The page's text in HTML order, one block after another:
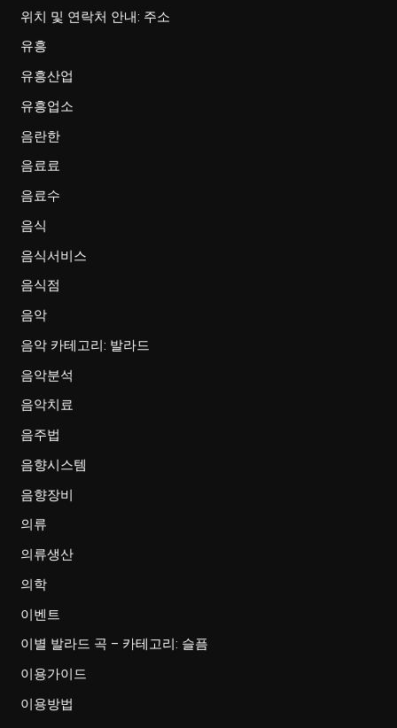
위치 및 연락처 안내: 주소
유흥
유흥산업
유흥업소
음란한
음료료
음료수
음식
음식서비스
음식점
음악
음악 카테고리: 발라드
음악분석
음악치료
음주법
음향시스템
음향장비
의류
의류생산
의학
이벤트
이별 발라드 곡 – 카테고리: 슬픔
이용가이드
이용방법